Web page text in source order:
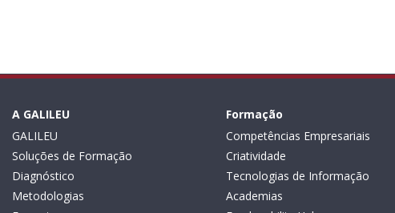
A GALILEU
GALILEU
Soluções de Formação
Diagnóstico
Metodologias
Formação
Competências Empresariais
Criatividade
Tecnologias de Informação
Academias